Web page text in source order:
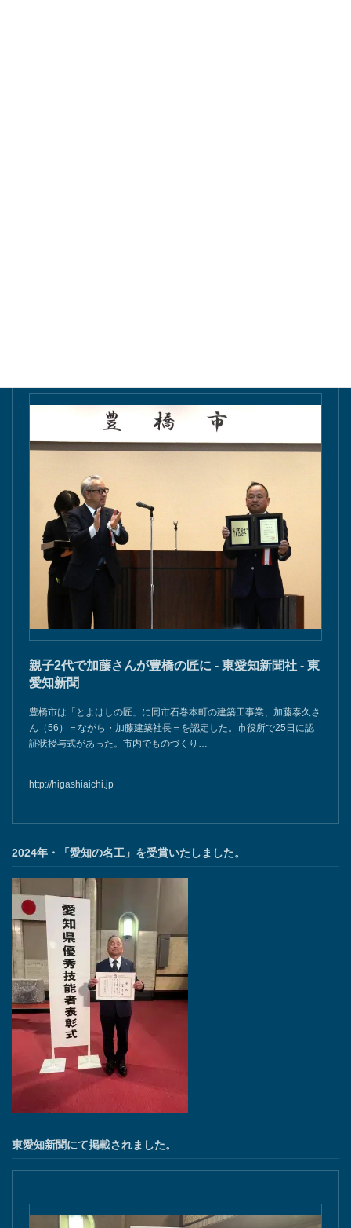
親子2代で加藤さんが豊橋の匠に - 東愛知新聞社 - 東
愛知新聞
豊橋市は「とよはしの匠」に同市石巻本町の建築工事業、加藤泰久さ
ん（56）＝ながら・加藤建築社長＝を認定した。市役所で25日に認
証状授与式があった。市内でものづくり…
http://higashiaichi.jp
2024年・「愛知の名工」を受賞いたしました。
東愛知新聞にて掲載されました。